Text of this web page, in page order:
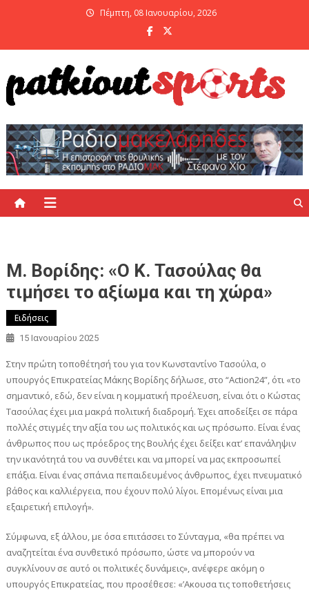
Πέμπτη, 08 Ιανουαρίου, 2026
Μ. Βορίδης: «Ο Κ. Τασούλας θα
τιμήσει το αξίωμα και τη χώρα»
Ειδήσεις
15 Ιανουαρίου 2025
Στην πρώτη τοποθέτησή του για τον Κωνσταντίνο Τασούλα, ο
υπουργός Επικρατείας Μάκης Βορίδης δήλωσε, στο “Action24”, ότι «το
σημαντικό, εδώ, δεν είναι η κομματική προέλευση, είναι ότι ο Κώστας
Τασούλας έχει μια μακρά πολιτική διαδρομή. Έχει αποδείξει σε πάρα
πολλές στιγμές την αξία του ως πολιτικός και ως πρόσωπο. Είναι ένας
άνθρωπος που ως πρόεδρος της Βουλής έχει δείξει κατ’ επανάληψιν
την ικανότητά του να συνθέτει και να μπορεί να μας εκπροσωπεί
επάξια. Είναι ένας σπάνια πεπαιδευμένος άνθρωπος, έχει πνευματικό
βάθος και καλλιέργεια, που έχουν πολύ λίγοι. Επομένως είναι μια
εξαιρετική επιλογή».
Σύμφωνα, εξ άλλου, με όσα επιτάσσει το Σύνταγμα, «θα πρέπει να
αναζητείται ένα συνθετικό πρόσωπο, ώστε να μπορούν να
συγκλίνουν σε αυτό οι πολιτικές δυνάμεις», ανέφερε ακόμη ο
υπουργός Επικρατείας, που προσέθεσε: «’Ακουσα τις τοποθετήσεις